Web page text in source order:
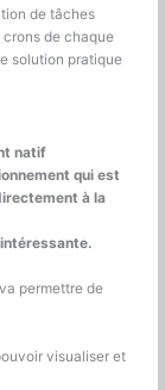
de tâches
de chaque
solution pratique
natif
qui est
à la
permettre de
visualiser et